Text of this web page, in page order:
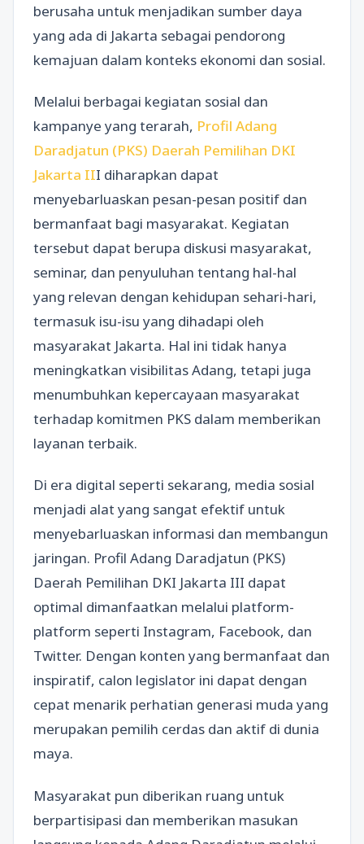
berusaha untuk menjadikan sumber daya
yang ada di Jakarta sebagai pendorong
kemajuan dalam konteks ekonomi dan sosial.
Melalui berbagai kegiatan sosial dan
kampanye yang terarah, Profil Adang
Daradjatun (PKS) Daerah Pemilihan DKI
Jakarta III diharapkan dapat
menyebarluaskan pesan-pesan positif dan
bermanfaat bagi masyarakat. Kegiatan
tersebut dapat berupa diskusi masyarakat,
seminar, dan penyuluhan tentang hal-hal
yang relevan dengan kehidupan sehari-hari,
termasuk isu-isu yang dihadapi oleh
masyarakat Jakarta. Hal ini tidak hanya
meningkatkan visibilitas Adang, tetapi juga
menumbuhkan kepercayaan masyarakat
terhadap komitmen PKS dalam memberikan
layanan terbaik.
Di era digital seperti sekarang, media sosial
menjadi alat yang sangat efektif untuk
menyebarluaskan informasi dan membangun
jaringan. Profil Adang Daradjatun (PKS)
Daerah Pemilihan DKI Jakarta III dapat
optimal dimanfaatkan melalui platform-
platform seperti Instagram, Facebook, dan
Twitter. Dengan konten yang bermanfaat dan
inspiratif, calon legislator ini dapat dengan
cepat menarik perhatian generasi muda yang
merupakan pemilih cerdas dan aktif di dunia
maya.
Masyarakat pun diberikan ruang untuk
berpartisipasi dan memberikan masukan